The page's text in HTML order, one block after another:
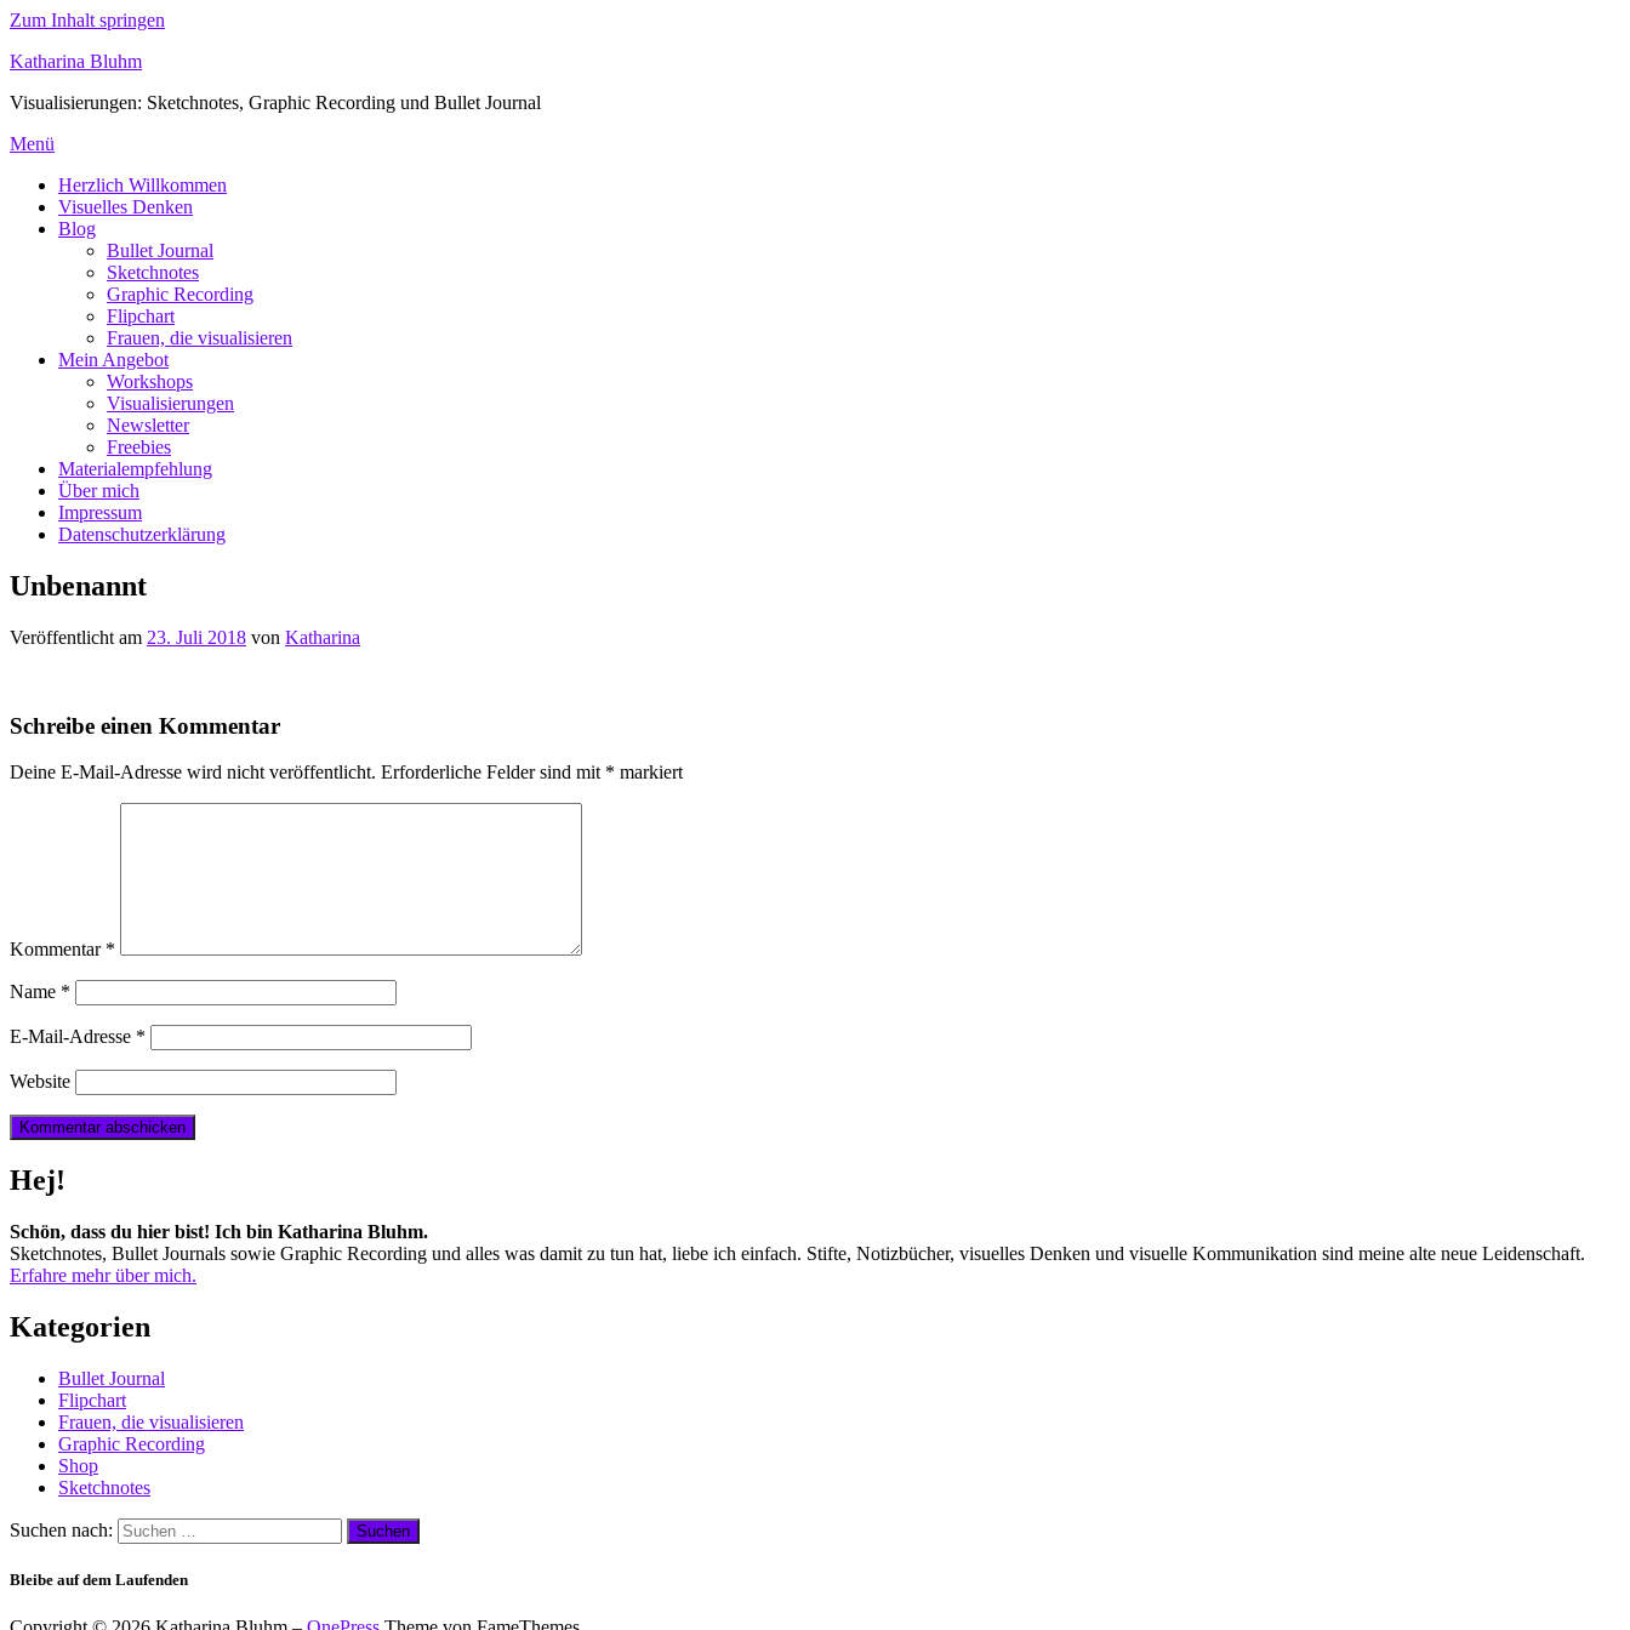
Zum Inhalt springen
Katharina Bluhm
Visualisierungen: Sketchnotes, Graphic Recording und Bullet Journal
Menü
Herzlich Willkommen
Visuelles Denken
Blog
Bullet Journal
Sketchnotes
Graphic Recording
Flipchart
Frauen, die visualisieren
Mein Angebot
Workshops
Visualisierungen
Newsletter
Freebies
Materialempfehlung
Über mich
Impressum
Datenschutzerklärung
Unbenannt
Veröffentlicht am 23. Juli 2018 von Katharina
Schreibe einen Kommentar
Deine E-Mail-Adresse wird nicht veröffentlicht. Erforderliche Felder sind mit * markiert
Kommentar *
Name *
E-Mail-Adresse *
Website
Hej!
Schön, dass du hier bist! Ich bin Katharina Bluhm.
Sketchnotes, Bullet Journals sowie Graphic Recording und alles was damit zu tun hat, liebe ich einfach. Stifte, Notizbücher, visuelles Denken und visuelle Kommunikation sind meine alte neue Leidenschaft.
Erfahre mehr über mich.
Kategorien
Bullet Journal
Flipchart
Frauen, die visualisieren
Graphic Recording
Shop
Sketchnotes
Suchen nach:
Bleibe auf dem Laufenden